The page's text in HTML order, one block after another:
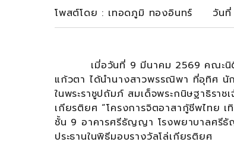
โพสต์โดย : เทอดภูมิ ทองอินทร์ วัน
เมี่อวันที่ 9 มีนาคม 2569 คณะนิติศา
แก้วตา ได้นำนางสาวพรรณิพา ที่อุทิศ นั
ในพระราชูปถัมภ์ สมเด็จพระกนิษฐาธิรา
เกียรติยศ “โครงการจิตอาสากู้ชีพไทย
ชั้น 9 อาคารศรีธัญญา โรงพยาบาลศรี
ประธานในพิธีมอบรางวัลโล่เกียรติยศ